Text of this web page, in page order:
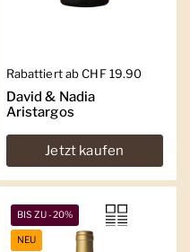
Regulärer Preis
Rabattiert ab CHF 19.90
David & Nadia
Aristargos
Jetzt kaufen
BIS ZU -20%
NEU